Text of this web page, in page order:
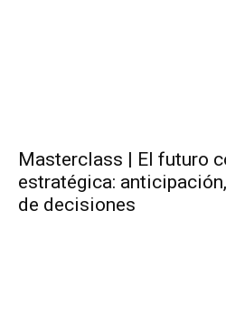
Masterclass | El futuro
estratégica:
de decisiones